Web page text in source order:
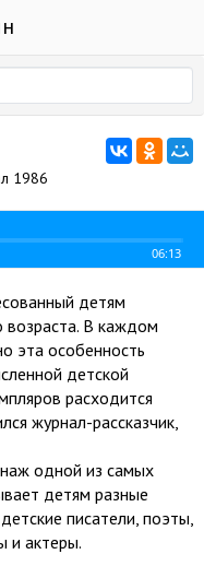
1986
06:13
детям
возраста. В каждом
эта особенность
детской
расходится
журнал-рассказчик,
одной из самых
детям разные
писатели, поэты,
и актеры.